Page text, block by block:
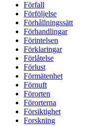
Förfall
Förföljelse
Förhållningssätt
Förhandlingar
Förintelsen
Förklaringar
Förlåtelse
Förlust
Förmätenhet
Förnuft
Förorten
Förorterna
Försiktighet
Forskning